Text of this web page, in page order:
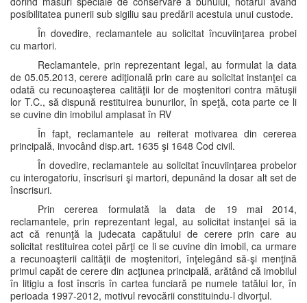
posibilitatea punerii sub sigiliu sau predării acestuia unui custode.
În dovedire, reclamantele au solicitat încuviinţarea probei
cu martori.
Reclamantele, prin reprezentant legal, au formulat la data
de 05.05.2013, cerere adiţională prin care au solicitat instanţei ca
odată cu recunoaşterea calităţii lor de moştenitori contra mătuşii
lor T.C., să dispună restituirea bunurilor, în speţă, cota parte ce li
se cuvine din imobilul amplasat în RV
În fapt, reclamantele au reiterat motivarea din cererea
principală, invocând disp.art. 1635 şi 1648 Cod civil.
În dovedire, reclamantele au solicitat încuviinţarea probelor
cu interogatoriu, înscrisuri şi martori, depunând la dosar alt set de
înscrisuri.
Prin cererea formulată la data de 19 mai 2014,
reclamantele, prin reprezentant legal, au solicitat instanţei să ia
act că renunţă la judecata capătului de cerere prin care au
solicitat restituirea cotei părţi ce li se cuvine din imobil, ca urmare
a recunoaşterii calităţii de moştenitori, înţelegând să-şi menţină
primul capăt de cerere din acţiunea principală, arătând că imobilul
în litigiu a fost înscris în cartea funciară pe numele tatălui lor, în
perioada 1997-2012, motivul revocării constituindu-l divorţul.